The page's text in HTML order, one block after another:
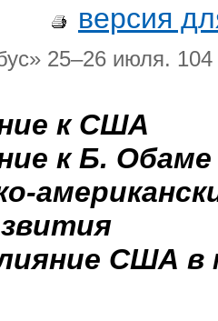
версия
25–26 июля. 104
к США
к Б. Обаме
США в